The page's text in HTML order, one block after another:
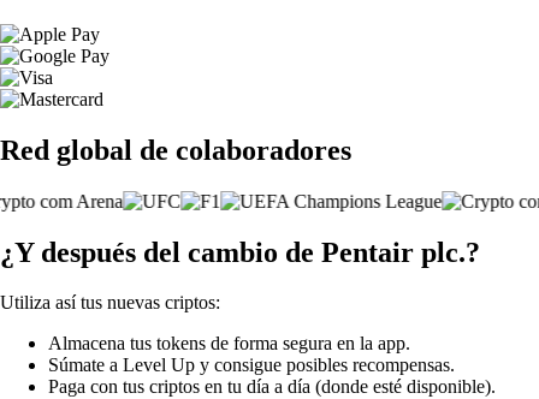
Red global de colaboradores
¿Y después del cambio de Pentair plc.?
Utiliza así tus nuevas criptos:
Almacena tus tokens de forma segura en la app.
Súmate a Level Up y consigue posibles recompensas.
Paga con tus criptos en tu día a día (donde esté disponible).